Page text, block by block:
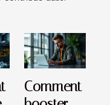
Comment